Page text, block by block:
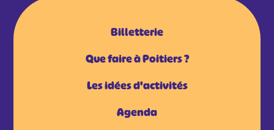
Billetterie
Que faire à Poitiers ?
Les idées d'activités
Agenda